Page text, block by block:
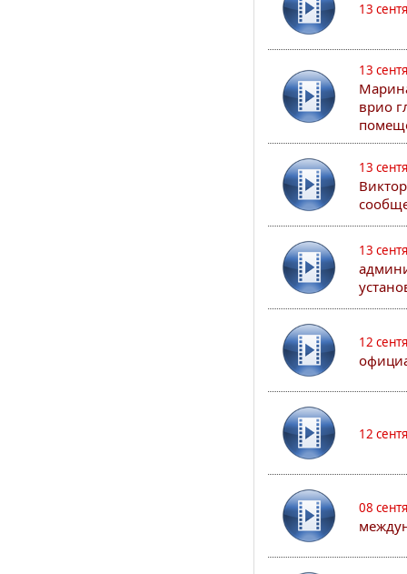
13
13
врио
13
13
12
12
08